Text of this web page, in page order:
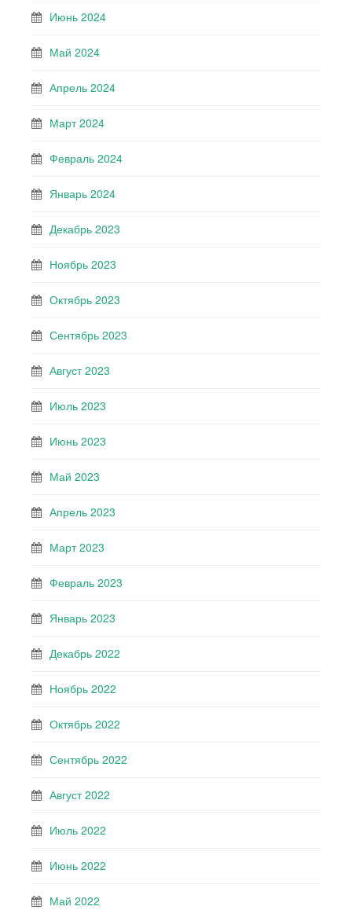
Июнь 2024
Май 2024
Апрель 2024
Март 2024
Февраль 2024
Январь 2024
Декабрь 2023
Ноябрь 2023
Октябрь 2023
Сентябрь 2023
Август 2023
Июль 2023
Июнь 2023
Май 2023
Апрель 2023
Март 2023
Февраль 2023
Январь 2023
Декабрь 2022
Ноябрь 2022
Октябрь 2022
Сентябрь 2022
Август 2022
Июль 2022
Июнь 2022
Май 2022